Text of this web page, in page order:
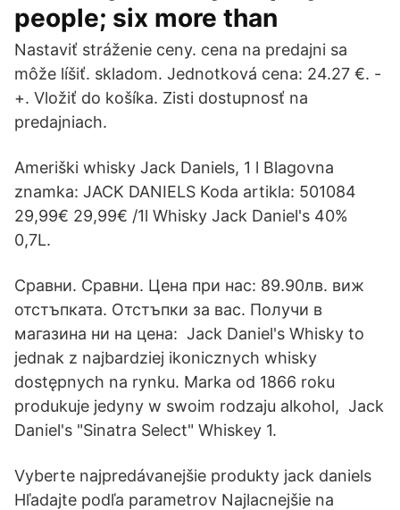
people; six more than
Nastaviť stráženie ceny. cena na predajni sa
môže líšiť. skladom. Jednotková cena: 24.27 €. -
+. Vložiť do košíka. Zisti dostupnosť na
predajniach.
Ameriški whisky Jack Daniels, 1 l Blagovna
znamka: JACK DANIELS Koda artikla: 501084
29,99€ 29,99€ /1l Whisky Jack Daniel's 40%
0,7L.
Сравни. Сравни. Цена при нас: 89.90лв. виж
отстъпката. Отстъпки за вас. Получи в
магазина ни на цена: Jack Daniel's Whisky to
jednak z najbardziej ikonicznych whisky
dostępnych na rynku. Marka od 1866 roku
produkuje jedyny w swoim rodzaju alkohol, Jack
Daniel's "Sinatra Select" Whiskey 1.
Vyberte najpredávanejšie produkty jack daniels
Hľadajte podľa parametrov Najlacnejšie na